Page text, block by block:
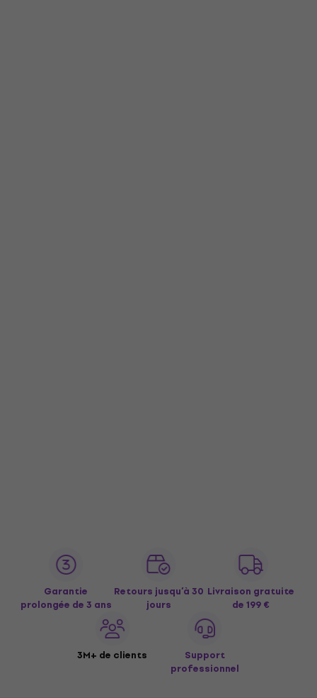
Garantie
prolongée de 3 ans
Retours jusqu’à 30
jours
Livraison gratuite
de 199 €
3M+ de clients
Support
professionnel